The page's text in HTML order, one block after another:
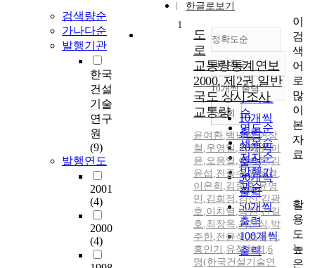
검색량순
가나다순
발행기관
한국
건설
기술
연구
원
(9)
발행연도
2001
(4)
2000
(4)
한글로보기
정확도순
정확도
순
인기도
순
연도순
제목순
저자순
발행기
관순
내림차순
내림차순
10개씩 출력
10개씩
출력
20개씩
출력
30개씩
출력
50개씩
출력
100개씩
출력
조회
1
도
로
교통량통계연보
2000, 제2권 일반
국도 상시조사
교통량
윤여환,백남철,변상
철 ,우영일 ,최화수,이
윤,오응열 ,이승헌,김
윤섭 ,전종수,윤혜경 ,
이은희 ,김종훈,윤영
민 ,김희정 ,김신,김광
호,이치열 ,박현,간길
호,최장옥,최찬식 ,박
주한,전윤식,조용성,
홍인기 ,유정천외 ,6
명(한국건설기술연
이
검
색
어
로
많
이
본
자
료
활
용
도
높
은